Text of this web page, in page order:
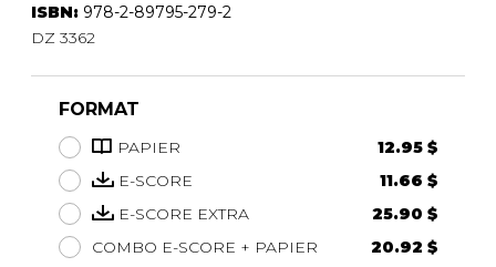
ISBN: 978-2-89795-279-2
DZ 3362
FORMAT
PAPIER
12.95 $
E-SCORE
11.66 $
E-SCORE EXTRA
25.90 $
COMBO E-SCORE + PAPIER
20.92 $